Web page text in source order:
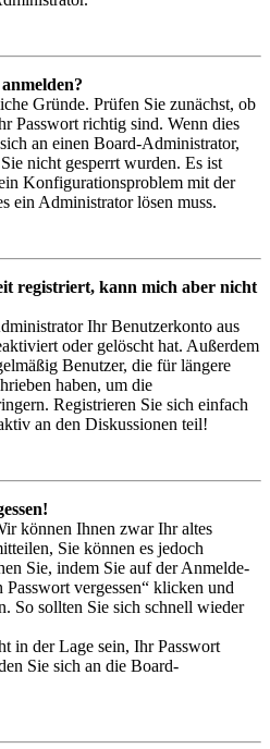
Gründe. Prüfen Sie zunächst, ob
Passwort richtig sind. Wenn dies
an einen Board-Administrator,
nicht gesperrt wurden. Es ist
Konfigurationsproblem mit der
ein Administrator lösen muss.
registriert, kann mich aber nicht
Ihr Benutzerkonto aus
oder gelöscht hat. Außerdem
Benutzer, die für längere
haben, um die
Registrieren Sie sich einfach
an den Diskussionen teil!
können Ihnen zwar Ihr altes
Sie können es jedoch
Sie, indem Sie auf der Anmelde-
Passwort vergessen“ klicken und
So sollten Sie sich schnell wieder
in der Lage sein, Ihr Passwort
Sie sich an die Board-